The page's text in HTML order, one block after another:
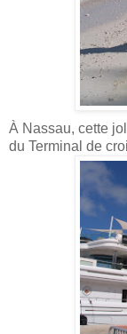
À Nassau, cette
du Terminal de